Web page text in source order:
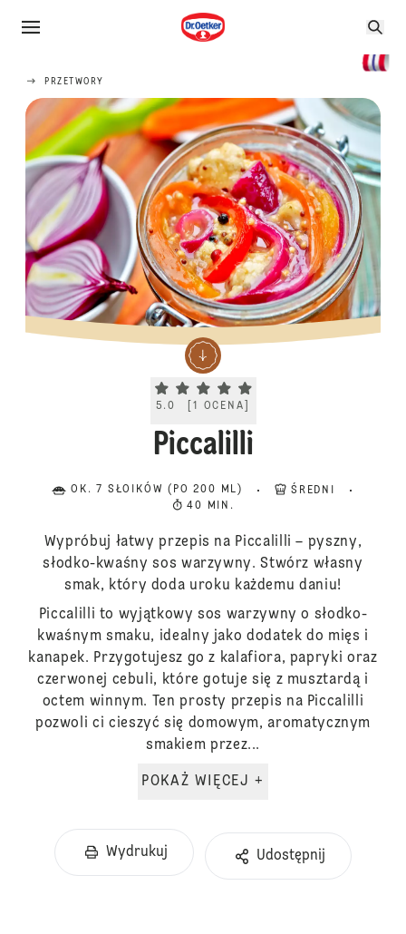
PRZETWORY
Current rating 5.0. Click to rate.
5.0 1 OCENA
Piccalilli
OK. 7 SŁOIKÓW (PO 200 ML)
ŚREDNI
40 MIN.
Wypróbuj łatwy przepis na Piccalilli – pyszny,
słodko-kwaśny sos warzywny. Stwórz własny
smak, który doda uroku każdemu daniu!
Piccalilli to wyjątkowy sos warzywny o słodko-
kwaśnym smaku, idealny jako dodatek do mięs i
kanapek. Przygotujesz go z kalafiora, papryki oraz
czerwonej cebuli, które gotuje się z musztardą i
octem winnym. Ten prosty przepis na Piccalilli
pozwoli ci cieszyć się domowym, aromatycznym
smakiem przez...
POKAŻ WIĘCEJ +
Wydrukuj Udostępnij